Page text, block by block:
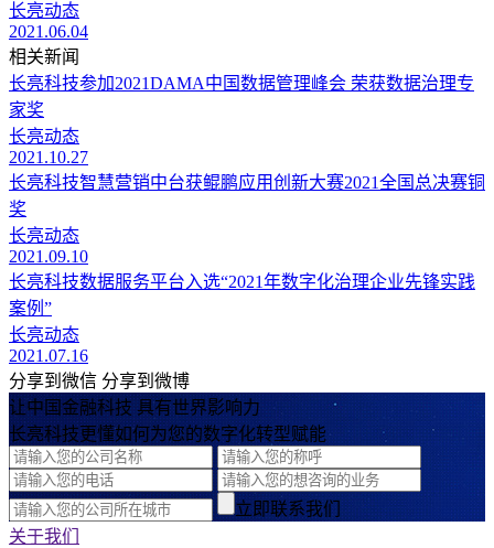
长亮动态
2021.06.04
相关新闻
长亮科技参加2021DAMA中国数据管理峰会 荣获数据治理专
家奖
长亮动态
2021.10.27
长亮科技智慧营销中台获鲲鹏应用创新大赛2021全国总决赛铜
奖
长亮动态
2021.09.10
长亮科技数据服务平台入选“2021年数字化治理企业先锋实践
案例”
长亮动态
2021.07.16
分享到微信 分享到微博
让中国金融科技 具有世界影响力
长亮科技更懂如何为您的数字化转型赋能
立即联系我们
关于我们